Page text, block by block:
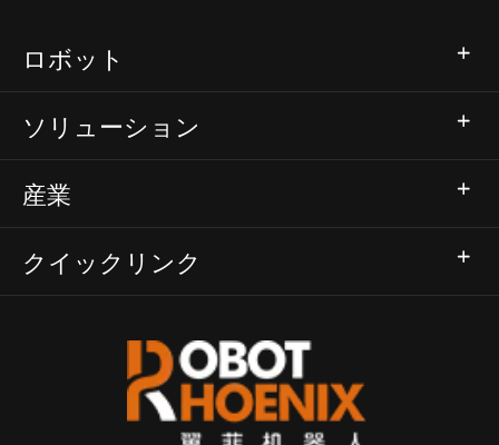
ロボット
ソリューション
産業
クイックリンク